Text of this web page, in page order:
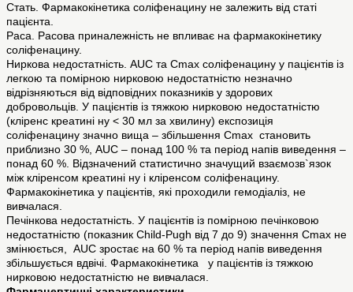
Стать. Фармакокінетика соліфенацину не залежить від статі
пацієнта.
Раса. Расова приналежність не впливає на фармакокінетику
соліфенацину.
Ниркова недостатність. AUC та Cmаx соліфенацину у пацієнтів із
легкою та помірною нирковою недостатністю незначно
відрізняються від відповідних показників у здорових
добровольців. У пацієнтів із тяжкою нирковою недостатністю
(кліренс креатині ну < 30 мл за хвилину) експозиція
соліфенацину значно вища – збільшення Cmаx становить
приблизно 30 %, AUC – понад 100 % та період напів виведення –
понад 60 %. Відзначений статистично значущий взаємозв`язок
між кліренсом креатині ну і кліренсом соліфенацину.
Фармакокінетика у пацієнтів, які проходили гемодіаліз, не
вивчалася.
Печінкова недостатність. У пацієнтів із помірною печінковою
недостатністю (показник Child-Pugh від 7 до 9) значення Cmаx не
змінюється, AUC зростає на 60 % та період напів виведення
збільшується вдвічі. Фармакокінетика у пацієнтів із тяжкою
нирковою недостатністю не вивчалася.